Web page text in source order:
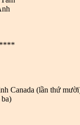
Canada (lần thứ